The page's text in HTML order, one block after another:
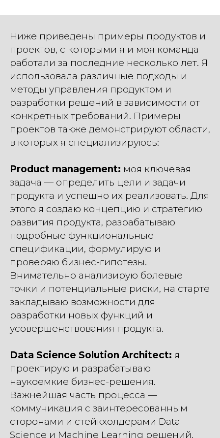
Ниже приведены примеры продуктов и
проектов, с которыми я и моя команда
работали за последние несколько лет. Я
использовала различные подходы и
методы управления продуктом и
разработки решений в зависимости от
конкретных требований. Примеры
проектов также демонстрируют области,
в которых я специализируюсь:
Product management: моя ключевая
задача — определить цели и задачи
продукта и успешно их реализовать. Для
этого я создаю концепцию и стратегию
развития продукта, разрабатываю
подробные функциональные
спецификации, формулирую и
проверяю бизнес-гипотезы.
Внимательно анализирую болевые
точки и потенциальные риски, на старте
закладываю возможности для
разработки новых функций и
усовершенствования продукта.
Data Science Solution Architect: я
проектирую и разрабатываю
наукоемкие бизнес-решения.
Важнейшая часть процесса —
коммуникация с заинтересованным
сторонами и стейкхолдерами Data
Science и Machine Learning решений,